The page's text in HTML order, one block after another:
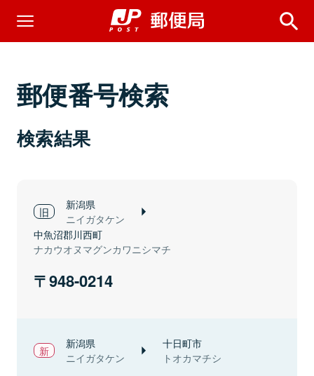
郵便番号検索
検索結果
新潟県
ニイガタケン
中魚沼郡川西町
ナカウオヌマグンカワニシマチ
948-0214
新潟県
ニイガタケン
十日町市
トオカマチシ